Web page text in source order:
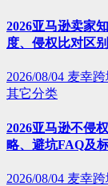
2026亚马逊卖家
度、侵权比对区
2026/08/04 麦幸
其它分类
2026亚马逊不侵
略、避坑FAQ及
2026/08/04 麦幸